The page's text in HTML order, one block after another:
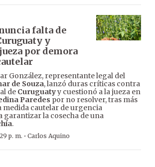
falta de
y
por demora
González, representante legal del
de Souza, lanzó duras críticas contra
de Curuguatyy cuestionó a la jueza en
Paredes por no resolver, tras más
medida cautelar de urgencia
garantizar la cosecha de una
.
p. m. · Carlos Aquino